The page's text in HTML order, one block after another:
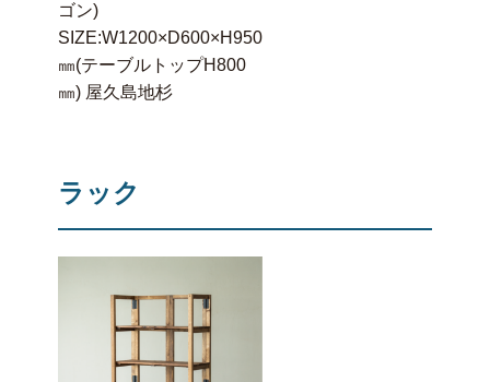
ゴン)
SIZE:W1200×D600×H950
㎜(テーブルトップH800
㎜) 屋久島地杉
ラック